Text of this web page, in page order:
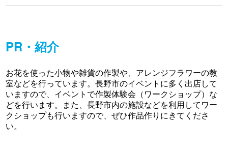
PR・紹介
お花を使った小物や雑貨の作製や、アレンジフラワーの教
室などを行っています。長野市のイベントに多く出店して
いますので、イベントで作製体験会（ワークショップ）な
どを行います。また、長野市内の施設などを利用してワー
クショップも行いますので、ぜひ作品作りにきてくださ
い。